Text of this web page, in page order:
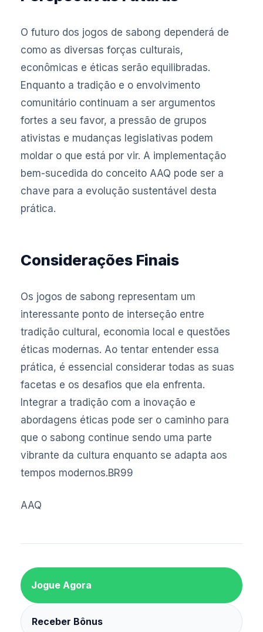
O futuro dos jogos de sabong dependerá de
como as diversas forças culturais,
econômicas e éticas serão equilibradas.
Enquanto a tradição e o envolvimento
comunitário continuam a ser argumentos
fortes a seu favor, a pressão de grupos
ativistas e mudanças legislativas podem
moldar o que está por vir. A implementação
bem-sucedida do conceito AAQ pode ser a
chave para a evolução sustentável desta
prática.
Considerações Finais
Os jogos de sabong representam um
interessante ponto de interseção entre
tradição cultural, economia local e questões
éticas modernas. Ao tentar entender essa
prática, é essencial considerar todas as suas
facetas e os desafios que ela enfrenta.
Integrar a tradição com a inovação e
abordagens éticas pode ser o caminho para
que o sabong continue sendo uma parte
vibrante da cultura enquanto se adapta aos
tempos modernos.BR99
AAQ
Jogue Agora
Receber Bônus